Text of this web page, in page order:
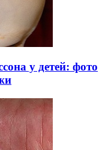
у детей: фото